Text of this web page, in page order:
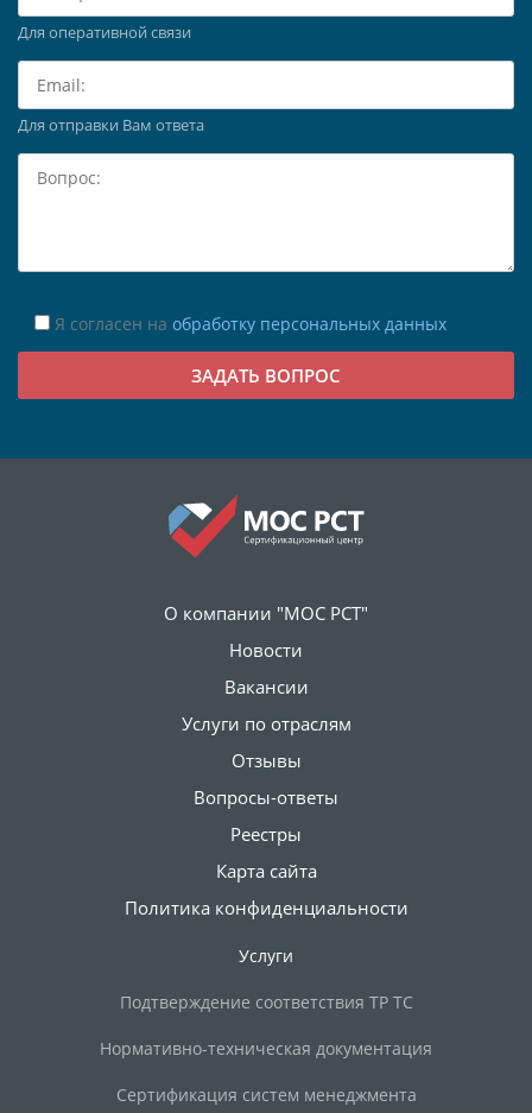
Для оперативной связи
Для отправки Вам ответа
Я согласен на обработку персональных данных
О компании "МОС РСТ"
Новости
Вакансии
Услуги по отраслям
Отзывы
Вопросы-ответы
Реестры
Карта сайта
Политика конфиденциальности
Услуги
Подтверждение соответствия ТР ТС
Нормативно-техническая документация
Сертификация систем менеджмента